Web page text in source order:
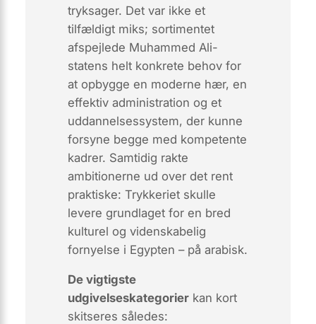
tryksager. Det var ikke et
tilfældigt miks; sortimentet
afspejlede Muhammed Ali-
statens helt konkrete behov for
at opbygge en moderne hær, en
effektiv administration og et
uddannelsessystem, der kunne
forsyne begge med kompetente
kadrer. Samtidig rakte
ambitionerne ud over det rent
praktiske: Trykkeriet skulle
levere grundlaget for en bred
kulturel og videnskabelig
fornyelse i Egypten – på arabisk.
De vigtigste
udgivelseskategorierkan kort
skitseres således: